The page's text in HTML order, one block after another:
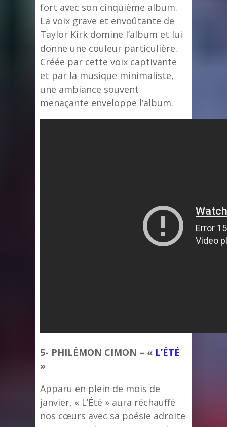
fort avec son cinquième album.
La voix grave et envoûtante de
Taylor Kirk domine l’album et lui
donne une couleur particulière.
Créée par cette voix captivante
et par la musique minimaliste,
une ambiance souvent
menaçante enveloppe l’album.
5- PHILÉMON CIMON – « L’ÉTÉ
»
Apparu en plein de mois de
janvier, « L’Été » aura réchauffé
nos cœurs avec sa poésie adroite